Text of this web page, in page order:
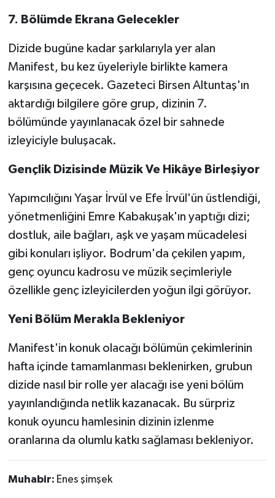
7. Bölümde Ekrana Gelecekler
Dizide bugüne kadar şarkılarıyla yer alan
Manifest, bu kez üyeleriyle birlikte kamera
karşısına geçecek. Gazeteci Birsen Altuntaş'ın
aktardığı bilgilere göre grup, dizinin 7.
bölümünde yayınlanacak özel bir sahnede
izleyiciyle buluşacak.
Gençlik Dizisinde Müzik Ve Hikâye Birleşiyor
Yapımcılığını Yaşar İrvül ve Efe İrvül'ün üstlendiği,
yönetmenliğini Emre Kabakuşak'ın yaptığı dizi;
dostluk, aile bağları, aşk ve yaşam mücadelesi
gibi konuları işliyor. Bodrum'da çekilen yapım,
genç oyuncu kadrosu ve müzik seçimleriyle
özellikle genç izleyicilerden yoğun ilgi görüyor.
Yeni Bölüm Merakla Bekleniyor
Manifest'in konuk olacağı bölümün çekimlerinin
hafta içinde tamamlanması beklenirken, grubun
dizide nasıl bir rolle yer alacağı ise yeni bölüm
yayınlandığında netlik kazanacak. Bu sürpriz
konuk oyuncu hamlesinin dizinin izlenme
oranlarına da olumlu katkı sağlaması bekleniyor.
Muhabir: Enes şimşek